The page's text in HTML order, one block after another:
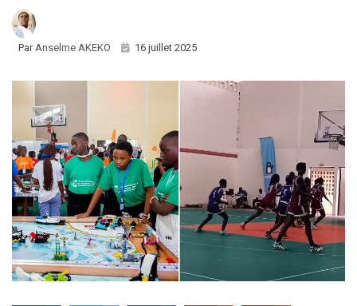
ParAnselme AKEKO 16 juillet 2025